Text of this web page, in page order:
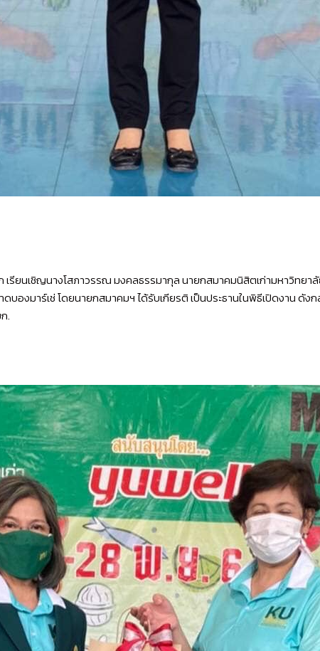
รียนเชิญนางโสภาวรรณ มงคลธรรมากุล นายกสมาคมนิสิตเก่ามหาวิทย
งมาร์เช่ โดยนายกสมาคมฯ ได้รับเกียรติ เป็นประธานในพิธีเปิดงาน ดัง
.